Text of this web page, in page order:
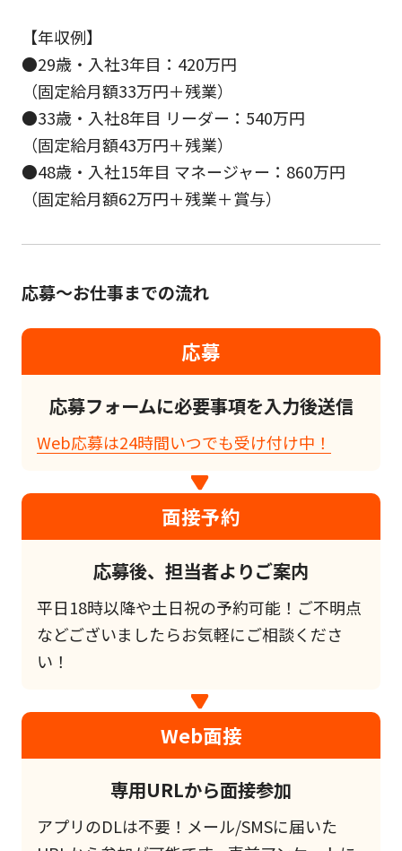
【年収例】
●29歳・入社3年目：420万円
（固定給月額33万円＋残業）
●33歳・入社8年目 リーダー：540万円
（固定給月額43万円＋残業）
●48歳・入社15年目 マネージャー：860万円
（固定給月額62万円＋残業＋賞与）
応募～お仕事までの流れ
応募
応募フォームに必要事項を入力後送信
Web応募は24時間いつでも受け付け中！
面接予約
応募後、担当者よりご案内
平日18時以降や土日祝の予約可能！ご不明点
などございましたらお気軽にご相談くださ
い！
Web面接
専用URLから面接参加
アプリのDLは不要！メール/SMSに届いた